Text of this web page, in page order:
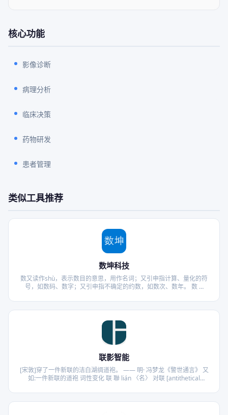
核心功能
影像诊断
病理分析
临床决策
药物研发
患者管理
类似工具推荐
数坤科技
数又读作shù，表示数目的意思，用作名词；又引申指计算、量化的符
号，如数码、数字；又引申指不确定的约数，如数次、数年。 数 …
联影智能
[宋敦]穿了一件新联的洁白湖绸道袍。 —— 明· 冯梦龙《警世通言》 又
如:一件新联的道袍 词性变化 联 聯 lián 〈名〉 对联 [antithetical
〈量 …